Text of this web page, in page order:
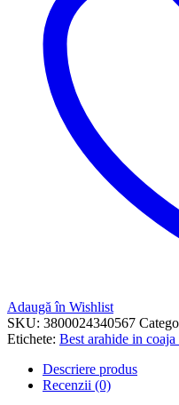
Adaugă în Wishlist
SKU: 3800024340567
Etichete: Best arahide in coaja
Descriere produs
Recenzii (0)